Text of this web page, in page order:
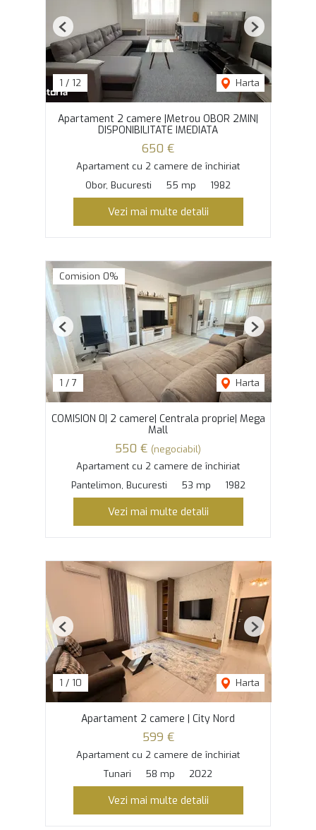
1 / 12 Harta
Previous Next
Apartament 2 camere |Metrou OBOR 2MIN|
DISPONIBILITATE IMEDIATA
650 €
Apartament cu 2 camere de închiriat
Obor, Bucuresti
55 mp 1982
Vezi mai multe detalii
Comision 0%
1 / 7 Harta
Previous Next
COMISION 0| 2 camere| Centrala proprie| Mega
Mall
550 € (negociabil)
Apartament cu 2 camere de închiriat
Pantelimon, Bucuresti
53 mp 1982
Vezi mai multe detalii
1 / 10 Harta
Previous Next
Apartament 2 camere | City Nord
599 €
Apartament cu 2 camere de închiriat
Tunari
58 mp 2022
Vezi mai multe detalii